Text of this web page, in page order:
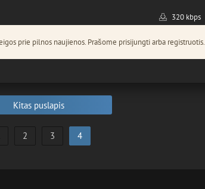
320 kbps
prie pilnos naujienos. Prašome prisijungti arba registruotis.
Kitas puslapis
2 3 4